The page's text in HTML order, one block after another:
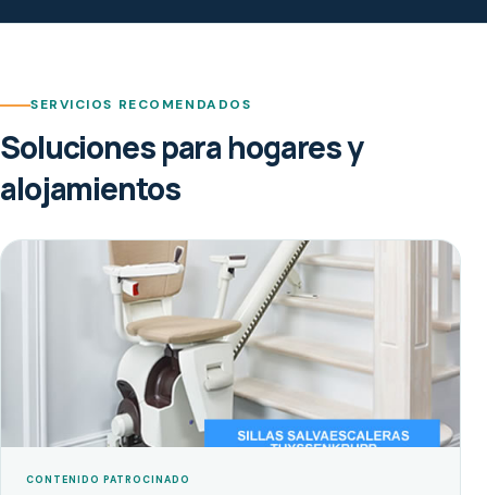
SERVICIOS RECOMENDADOS
Soluciones para hogares y
alojamientos
CONTENIDO PATROCINADO